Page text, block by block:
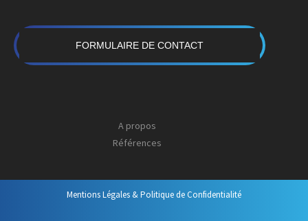
FORMULAIRE DE CONTACT
A propos
Références
Mentions Légales & Politique de Confidentialité